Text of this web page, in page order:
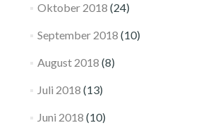
Oktober 2018 (24)
September 2018 (10)
August 2018 (8)
Juli 2018 (13)
Juni 2018 (10)